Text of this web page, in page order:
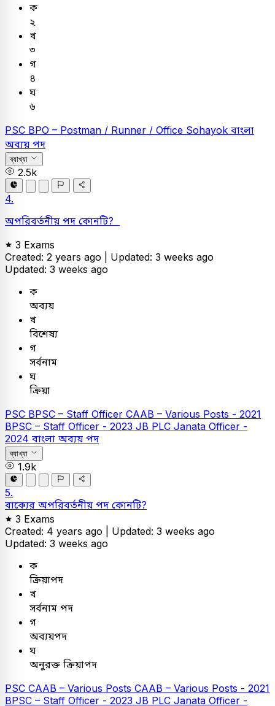
ক
২
খ
৩
গ
৪
ঘ
৬
PSC BPO – Postman / Runner / Office Sohayok বাংলা
অব্যয় পদ
ব্যাখ্যা
2.5k
4.
অপরিবর্তনীয় পদ কোনটি?
3 Exams
Created: 2 years ago | Updated: 3 weeks ago
Updated: 3 weeks ago
ক
অব্যয়
খ
বিশেষ্য
গ
সর্বনাম
ঘ
ক্রিয়া
PSC BPSC – Staff Officer CAAB – Various Posts - 2021
BPSC – Staff Officer - 2023 JB PLC Janata Officer -
2024 বাংলা অব্যয় পদ
ব্যাখ্যা
1.9k
5.
বাক্যের অপরিবর্তনীয় পদ কোনটি?
3 Exams
Created: 4 years ago | Updated: 3 weeks ago
Updated: 3 weeks ago
ক
ক্রিয়াপদ
খ
সর্বনাম পদ
গ
অব্যয়পদ
ঘ
অনুরক্ত ক্রিয়াপদ
PSC CAAB – Various Posts CAAB – Various Posts - 2021
BPSC – Staff Officer - 2023 JB PLC Janata Officer -